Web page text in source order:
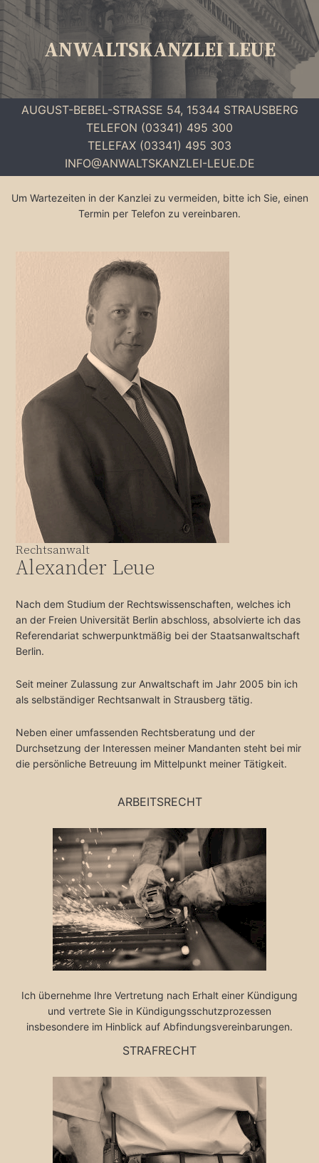
ANWALTSKANZLEILEUE
AUGUST-BEBEL-STRASSE 54, 15344 STRAUSBERG
TELEFON (03341) 495 300
TELEFAX (03341) 495 303
INFO@ANWALTSKANZLEI-LEUE.DE
Um Wartezeiten in der Kanzlei zu vermeiden, bitte ich Sie, einen
Termin per Telefon zu vereinbaren.
Rechtsanwalt
Alexander Leue
Nach dem Studium der Rechtswissenschaften, welches ich
an der Freien Universität Berlin abschloss, absolvierte ich das
Referendariat schwerpunktmäßig bei der Staatsanwaltschaft
Berlin.
Seit meiner Zulassung zur Anwaltschaft im Jahr 2005 bin ich
als selbständiger Rechtsanwalt in Strausberg tätig.
Neben einer umfassenden Rechtsberatung und der
Durchsetzung der Interessen meiner Mandanten steht bei mir
die persönliche Betreuung im Mittelpunkt meiner Tätigkeit.
ARBEITSRECHT
Ich übernehme Ihre Vertretung nach Erhalt einer Kündigung
und vertrete Sie in Kündigungsschutzprozessen
insbesondere im Hinblick auf Abfindungsvereinbarungen.
STRAFRECHT